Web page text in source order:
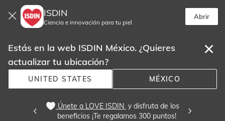
ISDIN
Ciencia e innovación para tu piel
Abrir
Estás en la web ISDIN México. ¿Quieres
actualizar tu ubicación?
UNITED STATES MÉXICO
Únete a LOVE ISDIN y disfruta de los
beneficios ¡Te regalamos 300 puntos!